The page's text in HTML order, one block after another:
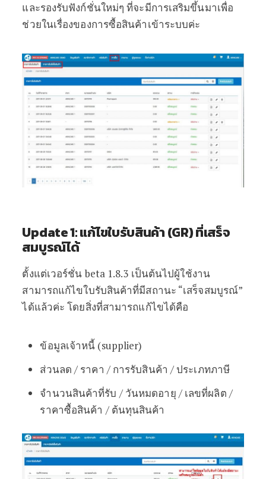
และรองรับฟังก์ชั่นใหม่ๆ ที่จะมีการเสริมขึ้นมาเพื่อ
ช่วยในเรื่องของการซื้อสินค้าเข้าระบบค่ะ
Update 1: แก้ไขใบรับสินค้า (GR) ที่เสร็จ
สมบูรณ์ได้
ตั้งแต่เวอร์ชั่น beta 1.8.3 เป็นต้นไปผู้ใช้งาน
สามารถแก้ไขใบรับสินค้าที่มีสถานะ “เสร็จสมบูรณ์”
ได้แล้วค่ะ โดยสิ่งที่สามารถแก้ไขได้คือ
ข้อมูลเจ้าหนี้ (supplier)
ส่วนลด / ราคา / การรับสินค้า / ประเภทภาษี
จำนวนสินค้าที่รับ / วันหมดอายุ / เลขที่ผลิต /
ราคาซื้อสินค้า / ต้นทุนสินค้า